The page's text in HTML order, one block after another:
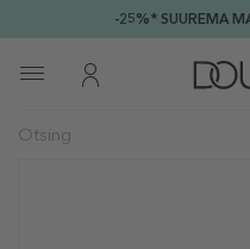
-25%* SUUREMA